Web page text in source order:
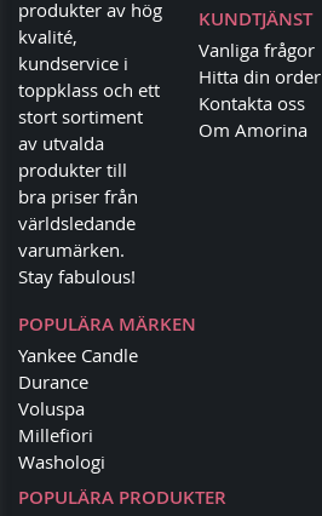
produkter av hög
kvalité,
kundservice i
toppklass och ett
stort sortiment
av utvalda
produkter till
bra priser från
världsledande
varumärken.
Stay fabulous!
KUNDTJÄNST
Vanliga frågor
Hitta din order
Kontakta oss
Om Amorina
POPULÄRA MÄRKEN
Yankee Candle
Durance
Voluspa
Millefiori
Washologi
POPULÄRA PRODUKTER